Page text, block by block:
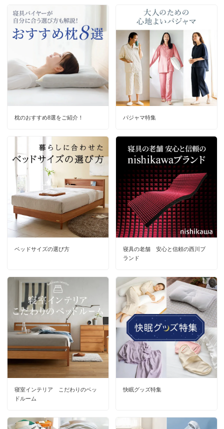
枕のおすすめ8選をご紹介！ パジャマ特集
ベッドサイズの選び方
寝具の老舗 安心と信頼の西川ブ
ランド
寝室インテリア こだわりのベッ
ドルーム
快眠グッズ特集